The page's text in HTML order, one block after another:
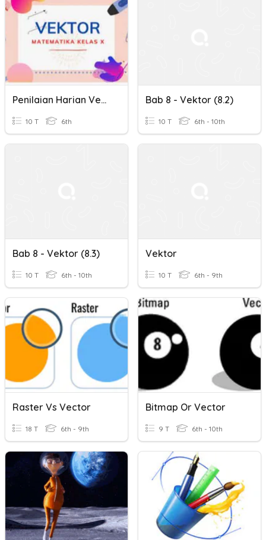
Penilaian Harian Vektor
10 T 6th
Bab 8 - Vektor (8.2)
10 T 6th - 10th
Bab 8 - Vektor (8.3)
10 T 6th - 10th
Vektor
10 T 6th - 9th
Raster Vs Vector
18 T 6th - 9th
Bitmap Or Vector
9 T 6th - 10th